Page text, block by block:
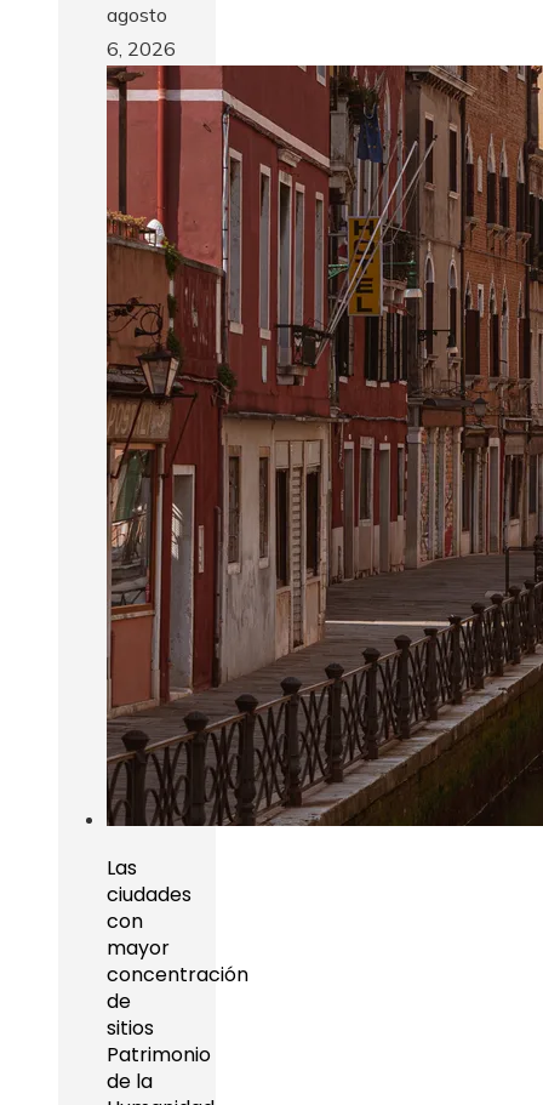
agosto
6, 2026
Las
ciudades
con
mayor
concentración
de
sitios
Patrimonio
de la